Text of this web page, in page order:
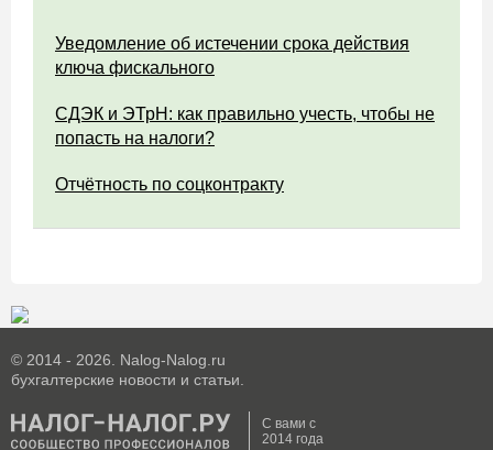
Уведомление об истечении срока действия
ключа фискального
СДЭК и ЭТрН: как правильно учесть, чтобы не
попасть на налоги?
Отчётность по соцконтракту
© 2014 - 2026. Nalog-Nalog.ru
бухгалтерские новости и статьи.
С вами с
2014 года